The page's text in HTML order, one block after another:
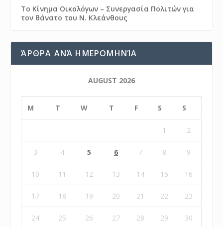
Το Κίνημα Οικολόγων – Συνεργασία Πολιτών για
τον θάνατο του Ν. Κλεάνθους
ΆΡΘΡΑ ΑΝΆ ΗΜΕΡΟΜΗΝΊΑ
AUGUST 2026
M T W T F S S
1 2
3 4 5 6 7 8 9
10 11 12 13 14 15 16
17 18 19 20 21 22 23
24 25 26 27 28 29 30